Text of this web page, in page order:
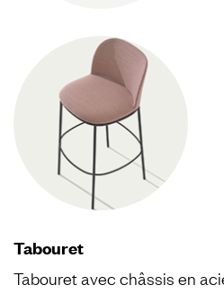
Tabouret
Tabouret avec châssis en